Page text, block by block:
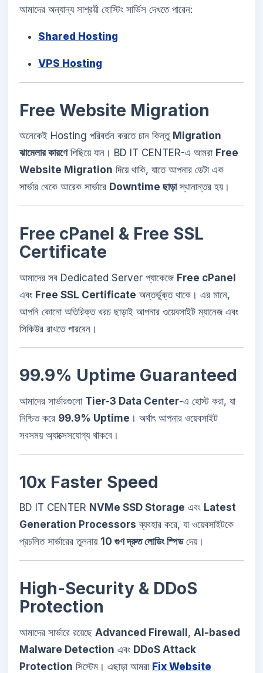
আমাদের অন্যান্য সাশ্রয়ী হোস্টিং সার্ভিস দেখতে পারেন:
Shared Hosting
VPS Hosting
Free Website Migration
অনেকেই Hosting পরিবর্তন করতে চান কিন্তু Migration
ঝামেলার কারণেপিছিয়ে যান। BD IT CENTER-এ আমরা Free
Website Migration দিয়ে থাকি, যাতে আপনার ডেটা এক
সার্ভার থেকে আরেক সার্ভারে Downtime ছাড়াস্থানান্তর হয়।
Free cPanel & Free SSL
Certificate
আমাদের সব Dedicated Server প্যাকেজে Free cPanel
এবং Free SSL Certificate অন্তর্ভুক্ত থাকে। এর মানে,
আপনি কোনো অতিরিক্ত খরচ ছাড়াই আপনার ওয়েবসাইট ম্যানেজ এবং
সিকিউর রাখতে পারবেন।
99.9% Uptime Guaranteed
আমাদের সার্ভারগুলো Tier-3 Data Center-এ হোস্ট করা, যা
নিশ্চিত করে 99.9% Uptime । অর্থাৎ আপনার ওয়েবসাইট
সবসময় অ্যাক্সেসযোগ্য থাকবে।
10x Faster Speed
BD IT CENTER NVMe SSD Storage এবং Latest
Generation Processors ব্যবহার করে, যা ওয়েবসাইটকে
প্রচলিত সার্ভারের তুলনায় 10 গুণ দ্রুত লোডিং স্পিডদেয়।
High-Security & DDoS
Protection
আমাদের সার্ভারে রয়েছে Advanced Firewall, AI-based
Malware Detection এবং DDoS Attack
Protection সিস্টেম। এছাড়া আমরা Fix Website